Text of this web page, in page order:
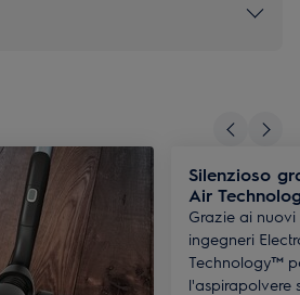
Silenzioso
Air
Grazie ai
ingegneri
Technology™
l'aspirapolvere